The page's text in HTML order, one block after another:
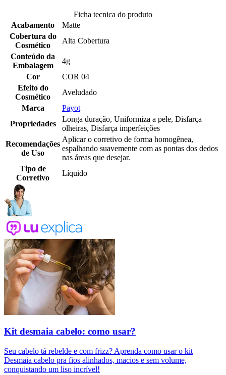
Ficha tecnica do produto
Acabamento
Matte
Cobertura do
Cosmético
Alta Cobertura
Conteúdo da
Embalagem
4g
Cor
COR 04
Efeito do
Cosmético
Aveludado
Marca
Payot
Propriedades
Longa duração, Uniformiza a pele, Disfarça
olheiras, Disfarça imperfeições
Recomendações
de Uso
Aplicar o corretivo de forma homogênea,
espalhando suavemente com as pontas dos dedos
nas áreas que desejar.
Tipo de
Corretivo
Líquido
Kit desmaia cabelo: como usar?
Seu cabelo tá rebelde e com frizz? Aprenda como usar o kit
Desmaia cabelo pra fios alinhados, macios e sem volume,
conquistando um liso incrível!